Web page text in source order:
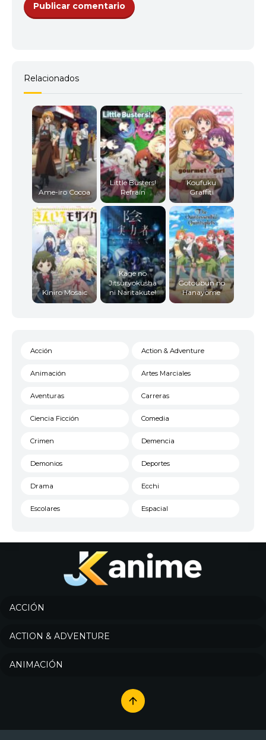
Relacionados
Ame-iro Cocoa
Little Busters!
Refrain
Koufuku
Graffiti
Kiniro Mosaic
Kage no
Jitsuryokusha
ni Naritakute!
Gotoubun no
Hanayome
Acción Action & Adventure
Animación Artes Marciales
Aventuras Carreras
Ciencia Ficción Comedia
Crimen Demencia
Demonios Deportes
Drama Ecchi
Escolares Espacial
Historico
Josei
Música
Romance
ACCIÓN
ACTION & ADVENTURE
ANIMACIÓN